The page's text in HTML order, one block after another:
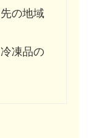
の地域
凍品の